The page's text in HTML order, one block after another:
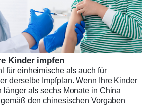
Kinder impfen
für einheimische als auch für
derselbe Impfplan. Wenn Ihre Kinder
länger als sechs Monate in China
den chinesischen Vorgaben